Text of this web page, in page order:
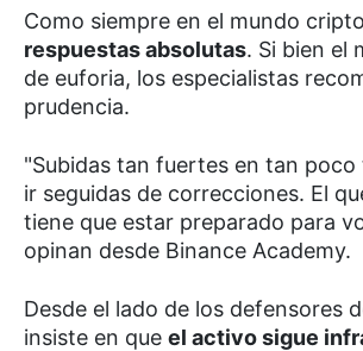
Como siempre en el mundo
respuestas absolutas. Si bien el
de euforia, los especialistas
prudencia.
"Subidas tan fuertes en tan poco
ir seguidas de correcciones. El
tiene que estar preparado para
opinan desde Binance Academy.
Desde el lado de los defensores
insiste en que el activo sigue